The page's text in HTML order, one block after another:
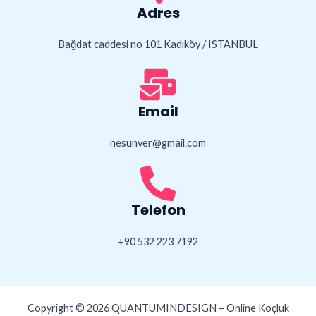
Adres
Bağdat caddesi no 101 Kadıköy / ISTANBUL
Email
nesunver@gmail.com
Telefon
+90 532 223 7192
Copyright © 2026 QUANTUMINDESIGN – Online Koçluk